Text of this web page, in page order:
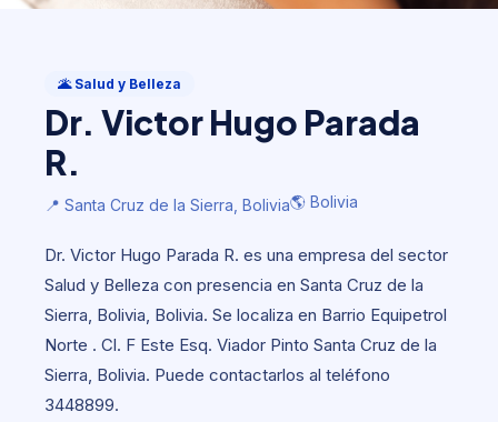
Dr. Victor Hugo Parada R.
📍 Santa Cruz de la Sierra, Bolivia🌎 Bolivia
🌋 Salud y Belleza
Dr. Victor Hugo Parada
R.
📍 Santa Cruz de la Sierra, Bolivia🌎 Bolivia
Dr. Victor Hugo Parada R. es una empresa del sector
Salud y Belleza con presencia en Santa Cruz de la
Sierra, Bolivia, Bolivia. Se localiza en Barrio Equipetrol
Norte . Cl. F Este Esq. Viador Pinto Santa Cruz de la
Sierra, Bolivia. Puede contactarlos al teléfono
3448899.